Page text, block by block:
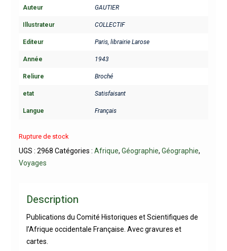
Auteur GAUTIER
Illustrateur COLLECTIF
Editeur Paris, librairie Larose
Année 1943
Reliure Broché
etat Satisfaisant
Langue Français
Rupture de stock
UGS : 2968 Catégories : Afrique, Géographie, Géographie,
Voyages
Description
Publications du Comité Historiques et Scientifiques de
l’Afrique occidentale Française. Avec gravures et
cartes.